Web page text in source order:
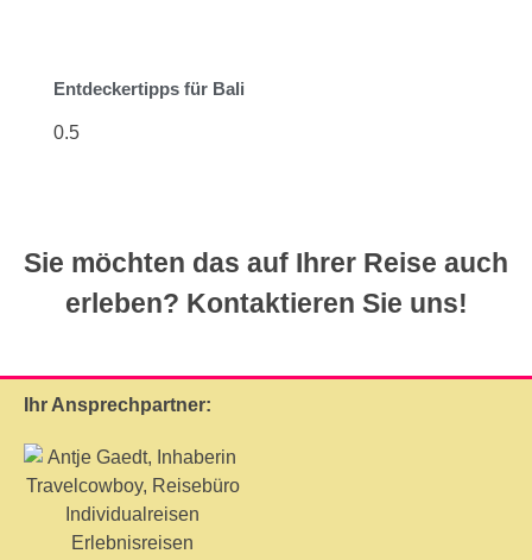
Entdeckertipps für Bali
Sie möchten das auf Ihrer Reise auch
erleben? Kontaktieren Sie uns!
Ihr Ansprechpartner: